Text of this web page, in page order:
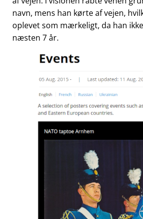
navn, mens han kørte af vejen,
oplevet som mærkeligt, da han
næsten 7 år.